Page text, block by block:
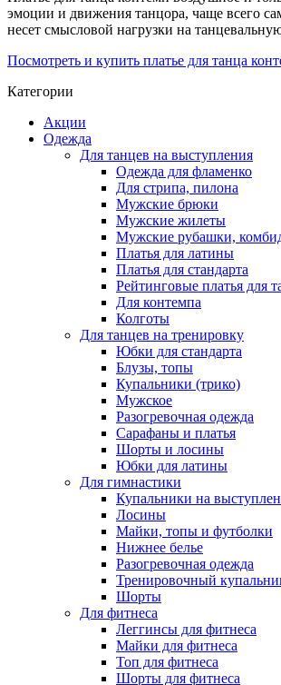
эмоции и движения танцора, чаще всего
несет смысловой нагрузки на
Посмотреть и купить платье для танца
Категории
Акции
Одежда
Для танцев на выступления
Одежда для фламенко
Для стрипа, пилона
Мужские брюки
Мужские жилеты
Мужские рубашки,
Платья для латины
Платья для стандарта
Рейтинговые платья для
Для контемпа
Колготы
Для танцев на тренировку
Юбки для стандарта
Блузы, топы
Купальники (трико)
Мужское
Разогревочная одежда
Сарафаны и платья
Шорты и лосины
Юбки для латины
Для гимнастики
Купальники на
Лосины
Майки, топы и футболки
Нижнее белье
Разогревочная одежда
Тренировочный
Шорты
Для фитнеса
Леггинсы для фитнеса
Майки для фитнеса
Топ для фитнеса
Шорты для фитнеса